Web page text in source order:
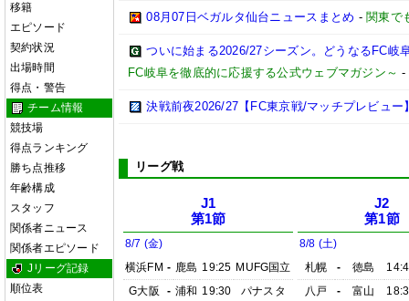
移籍
エピソード
契約状況
出場時間
得点・警告
チーム情報
競技場
得点ランキング
勝ち点推移
年齢構成
スタッフ
関係者ニュース
関係者エピソード
Jリーグ記録
順位表
08月07日ベガルタ仙台ニュースまとめ - 関東で
ついに始まる2026/27シーズン。どうなるFC岐
FC岐阜を徹底的に応援する公式ウェブマガジン～ -
決戦前夜2026/27【FC東京戦/マッチプレビュー
リーグ戦
J1
第1節
8/7 (金)
横浜FM - 鹿島 19:25 MUFG国立
G大阪
- 浦和 19:30
パナスタ
J2
第1節
8/8 (土)
札幌
- 徳島
八戸
- 富山